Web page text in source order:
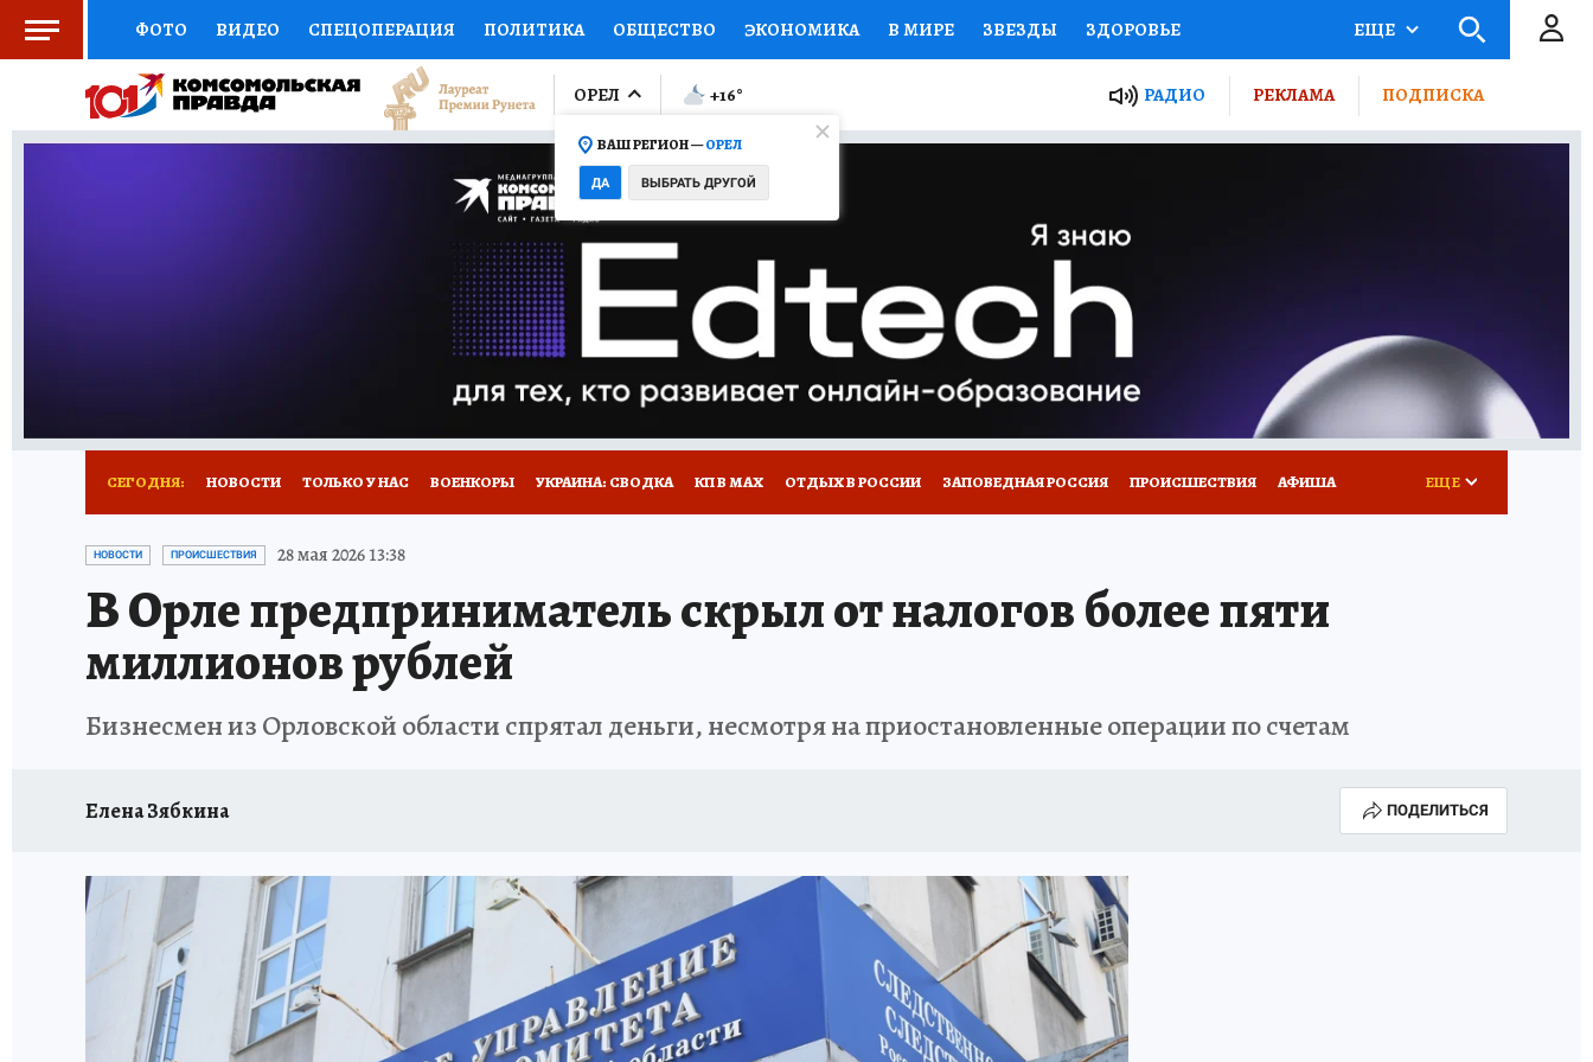
ФОТО ВИДЕО СПЕЦОПЕРАЦИЯ ПОЛИТИКА ОБЩЕСТВО ЭКОНОМИКА В МИРЕ ЗВЕЗДЫ ЗДОРОВЬЕ
СОЦПОДДЕРЖКА НАУКА СПОРТ КОЛУМНИСТЫ ПРОИСШЕСТВИЯ НАЦИОНАЛЬНЫЕ ПРОЕКТЫ РОССИИ
ВЫБОР ЭКСПЕРТОВ ДОКТОР ФИНАНСЫ ОТКРЫВАЕМ МИР СЕМЬЯ ЖЕНСКИЕ СЕКРЕТЫ ПУТЕВОДИТЕЛЬ
ПРОГНОЗЫ НА СПОРТ ПРОМОКОДЫ СЕРИАЛЫ
ТЕЛЕВИЗОР КОЛЛЕКЦИИ КОНКУРСЫ ГИД ПОТРЕБИТЕЛЯ
НОВОЕ НА САЙТЕ
ЕЩЕ
ОРЕЛ
ВАШ РЕГИОН —ОРЕЛ
ДА ВЫБРАТЬ ДРУГОЙ
+16° РАДИО РЕКЛАМА ПОДПИСКА
СЕГОДНЯ: НОВОСТИ ТОЛЬКО У НАС ВОЕНКОРЫ УКРАИНА: СВОДКА КП В МАХ ОТДЫХ В РОССИИ ЗАПОВЕДНАЯ РОССИЯ ПРОИСШЕСТВИЯ АФИША
ИСПЫТАНО НА СЕБЕ
ЕЩЕ
НОВОСТИ ПРОИСШЕСТВИЯ 28 мая 2026 13:38
В Орле предприниматель скрыл от налогов более пяти
миллионов рублей
Бизнесмен из Орловской области спрятал деньги, несмотря на приостановленные операции по счетам
Елена Зябкина ПОДЕЛИТЬСЯ